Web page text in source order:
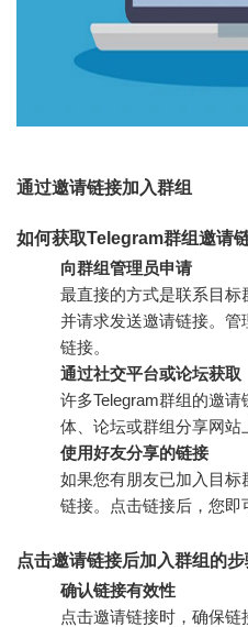
通过邀请链接加入群组
如何获取Telegram群组邀请
向群组管理员申请
最直接的方式是联系目标
并请求发送邀请链接。
链接。
通过社交平台或论坛获取
许多Telegram群组的邀
体、论坛或群组分享网站
使用好友分享的链接
如果您有朋友已加入目
链接。点击链接后，您即
点击邀请链接后加入群组的步
确认链接有效性
点击邀请链接时，确保